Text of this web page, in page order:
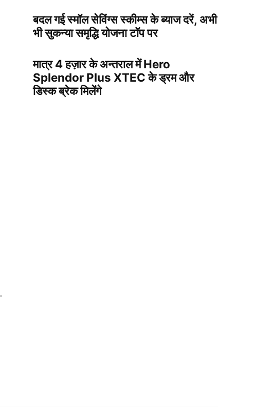
बदल गई स्मॉल सेविंग्स स्कीम्स के ब्याज दरें, अभी
भी सुकन्या समृद्धि योजना टॉप पर
मात्र 4 हज़ार के अन्तराल में Hero
Splendor Plus XTEC के ड्रम और
डिस्क ब्रेक मिलेंगे